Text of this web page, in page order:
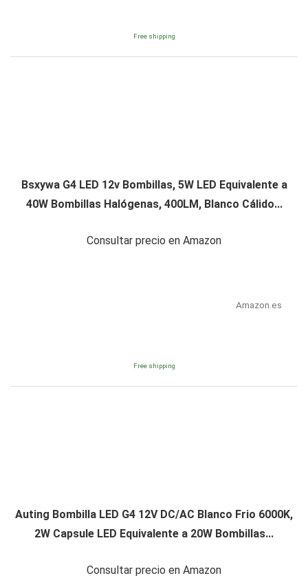
Free shipping
Bsxywa G4 LED 12v Bombillas, 5W LED Equivalente a
40W Bombillas Halógenas, 400LM, Blanco Cálido...
Consultar precio en Amazon
Amazon.es
Free shipping
Auting Bombilla LED G4 12V DC/AC Blanco Frio 6000K,
2W Capsule LED Equivalente a 20W Bombillas...
Consultar precio en Amazon